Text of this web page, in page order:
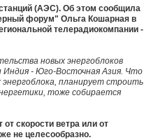
(АЭС). Об этом сообщила
форум" Ольга Кошарная в
телерадиокомпании -
новых энергоблоков
Индия - Юго-Восточная Азия. Что
планирует строить
тоже собирается
скорости ветра или от
не целесообразно.